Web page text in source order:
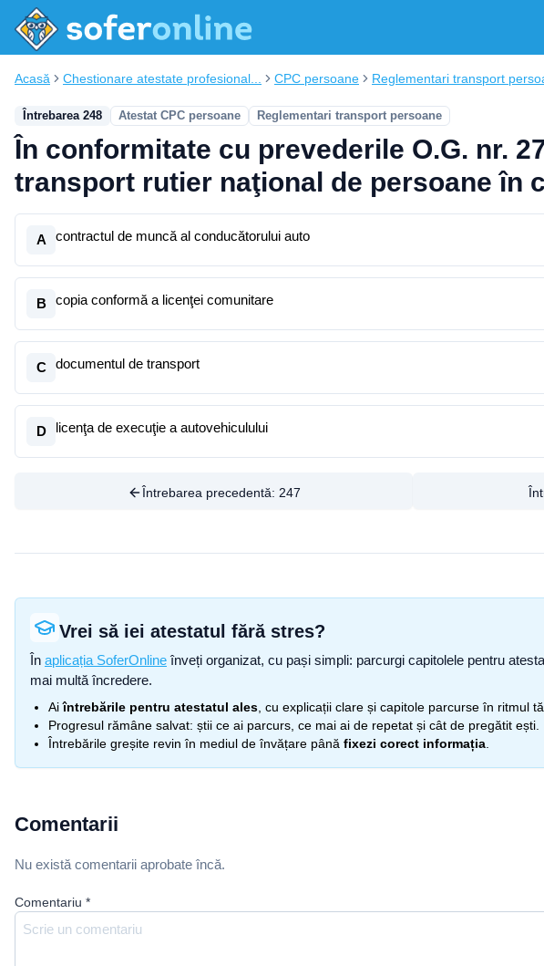
Acasă Chestionare atestate profesional... CPC persoane Reglementari transport
Întrebarea 248 Atestat CPC persoane Reglementari transport persoane
În conformitate cu prevederile O.G. nr.
transport rutier naţional de persoane în
A contractul de muncă al conducătorului auto
B copia conformă a licenţei comunitare
C documentul de transport
D licenţa de execuţie a autovehiculului
Întrebarea precedentă: 247
Vrei să iei atestatul fără stres?
În aplicația SoferOnline înveți organizat, cu pași simpli: parcurgi capitolele pentru
mai multă încredere.
Aiîntrebările pentru atestatul ales , cu explicații clare și capitole parcurse în ritmul
Progresul rămâne salvat: știi ce ai parcurs, ce mai ai de repetat și cât de pregătit ești.
Întrebările greșite revin în mediul de învățare până fixezi corect informația
Comentarii
Nu există comentarii aprobate încă.
Comentariu *